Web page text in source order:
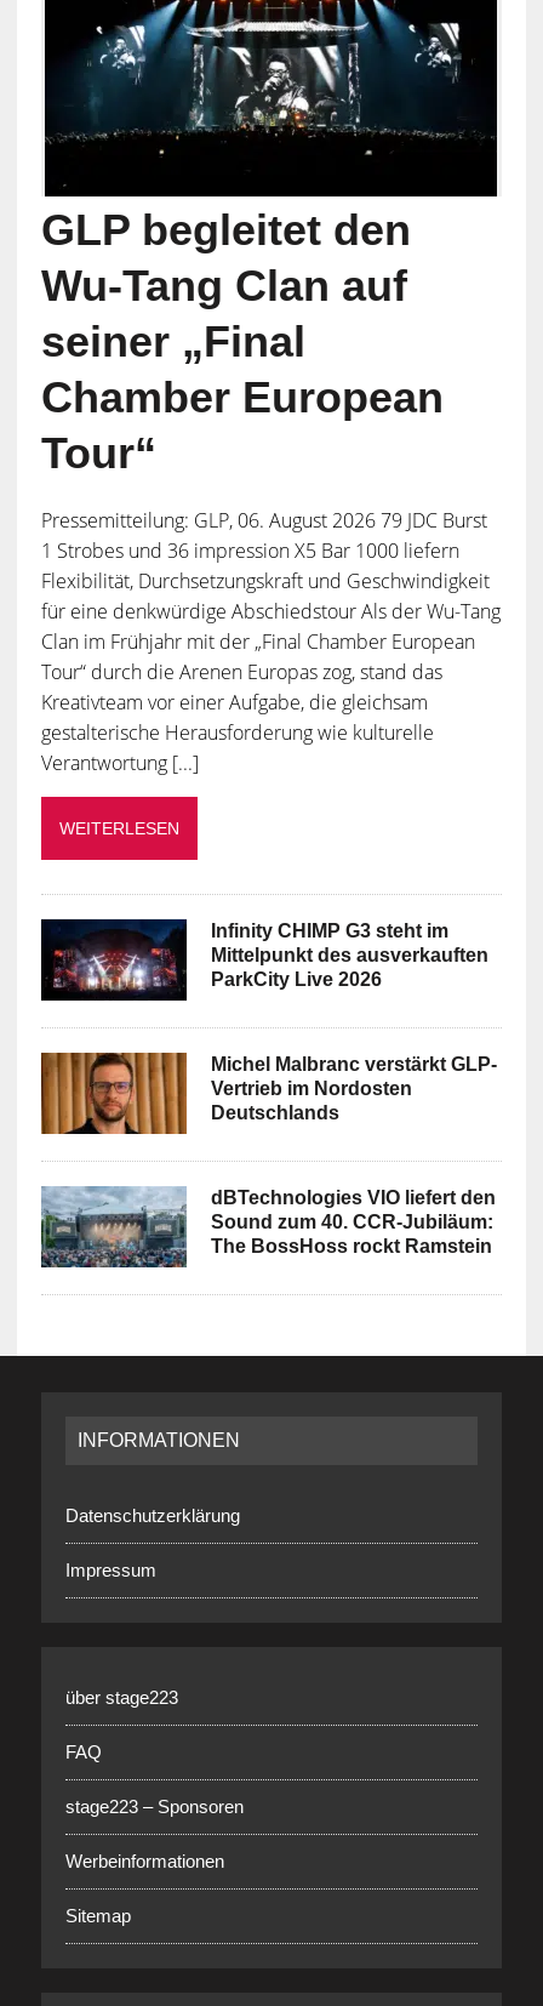
GLP begleitet den
Wu-Tang Clan auf
seiner „Final
Chamber European
Tour“
Pressemitteilung: GLP, 06. August 2026 79 JDC Burst
1 Strobes und 36 impression X5 Bar 1000 liefern
Flexibilität, Durchsetzungskraft und Geschwindigkeit
für eine denkwürdige Abschiedstour Als der Wu-Tang
Clan im Frühjahr mit der „Final Chamber European
Tour“ durch die Arenen Europas zog, stand das
Kreativteam vor einer Aufgabe, die gleichsam
gestalterische Herausforderung wie kulturelle
Verantwortung [...]
WEITERLESEN
Infinity CHIMP G3 steht im
Mittelpunkt des ausverkauften
ParkCity Live 2026
Michel Malbranc verstärkt GLP-
Vertrieb im Nordosten
Deutschlands
dBTechnologies VIO liefert den
Sound zum 40. CCR-Jubiläum:
The BossHoss rockt Ramstein
INFORMATIONEN
Datenschutzerklärung
Impressum
über stage223
FAQ
stage223 – Sponsoren
Werbeinformationen
Sitemap